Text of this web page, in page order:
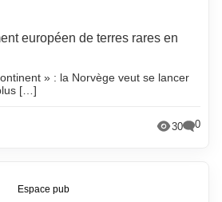
européen de terres rares en
» : la Norvège veut se lancer
[…]
30 0
Espace pub